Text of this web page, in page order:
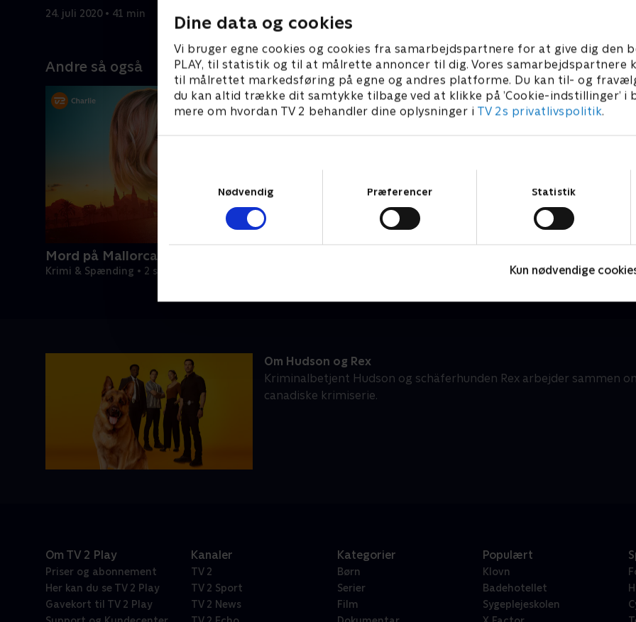
Dine data og cookies
Vi bruger egne cookies og cookies fra samarbejdspartnere for at give dig den
PLAY, til statistik og til at målrette annoncer til dig. Vores samarbejdspartnere
til målrettet markedsføring på egne og andres platforme. Du kan til- og
du kan altid trække dit samtykke tilbage ved at klikke på ’Cookie-indstillinger’ i
mere om hvordan TV 2 behandler dine oplysninger i TV 2s privatlivspolitik.
Nødvendig
Præferencer Statistik
Kun nødvendige
alle var i familie.
24. juli 2020 • 41 min 7. juni 2021 • 41 min
Andre så også
Mord på Mallorca
Krimi & Spænding • 2 sæsoner
Om Hudson og Rex
Kriminalbetjent Hudson og schäferhunden Rex arbejder sammen
canadiske krimiserie.
Om TV 2 Play
Priser og abonnement
Her kan du se TV 2 Play
Gavekort til TV 2 Play
Kanaler
TV 2
TV 2 Sport
TV 2 News
Kategorier
Børn
Serier
Film
Populært
Klovn
Badehotellet
Sygeplejeskolen